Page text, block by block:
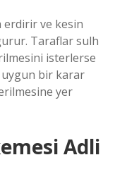
erdirir ve kesin
Taraflar sulh
isterlerse
bir karar
yer
Adli